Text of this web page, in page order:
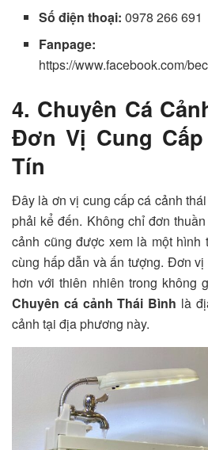
Số điện thoại: 0978 266 691
Fanpage:
https://www.facebook.com/
4. Chuyên Cá
Đơn Vị Cung
Tín
Đây là ơn vị cung cấp cá cảnh
phải kể đến. Không chỉ đơn
cảnh cũng được xem là một hình
cùng hấp dẫn và ấn tượng. Đơn
hơn với thiên nhiên trong không
Chuyên cá cảnh Thái Bình là
cảnh tại địa phương này.